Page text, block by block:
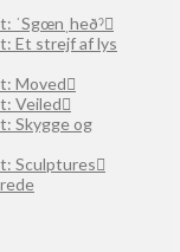
ˈSgœnˌheðˀ
Et strejf af lys
Moved
Veiled
Skygge og
Sculptures